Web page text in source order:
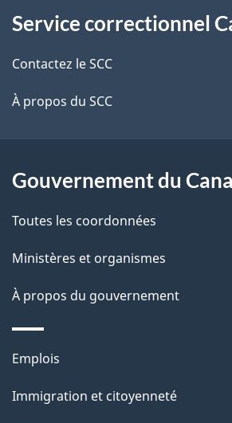
i
l
s
e
p
a
propos
de
ce
Service correctionnel
Contactez le SCC
À propos du SCC
Gouvernement du
Toutes les coordonnées
Ministères et organismes
À propos du gouvernement
Thèmes
sujets
Emplois
Immigration et citoyenneté